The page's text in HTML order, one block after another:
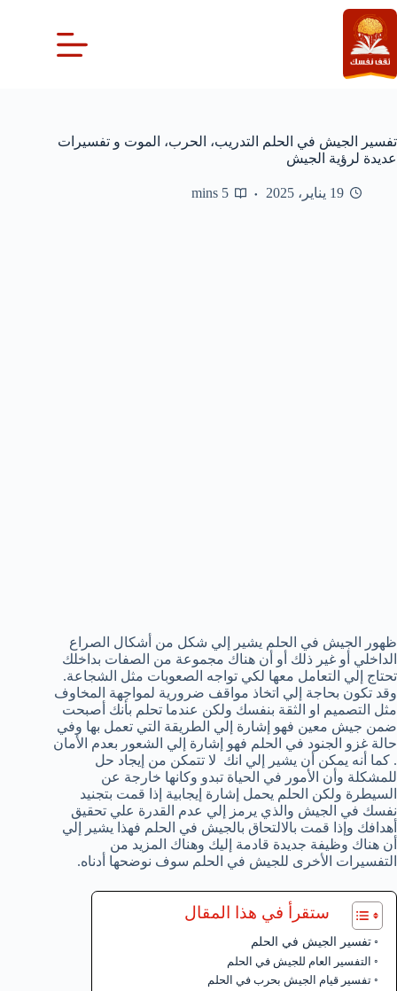
التجاوز
إلى
المحتوى
تفسير الجيش في الحلم التدريب، الحرب، الموت و تفسيرات
عديدة لرؤية الجيش
19 يناير، 2025 5 mins
ظهور الجيش في الحلم يشير إلي شكل من أشكال الصراع
الداخلي أو غير ذلك أو أن هناك مجموعة من الصفات بداخلك
تحتاج إلي التعامل معها لكي تواجه الصعوبات مثل الشجاعة.
وقد تكون بحاجة إلي اتخاذ مواقف ضرورية لمواجهة المخاوف
مثل التصميم او الثقة بنفسك ولكن عندما تحلم بأنك أصبحت
ضمن جيش معين فهو إشارة إلي الطريقة التي تعمل بها وفي
حالة غزو الجنود في الحلم فهو إشارة إلي الشعور بعدم الأمان
. كما أنه يمكن أن يشير إلي انك لا تتمكن من إيجاد حل
للمشكلة وأن الأمور في الحياة تبدو وكانها خارجة عن
السيطرة ولكن الحلم يحمل إشارة إيجابية إذا قمت بتجنيد
نفسك في الجيش والذي يرمز إلي عدم القدرة علي تحقيق
أهدافك وإذا قمت بالالتحاق بالجيش في الحلم فهذا يشير إلي
أن هناك وظيفة جديدة قادمة إليك وهناك المزيد من
التفسيرات الأخرى للجيش في الحلم سوف نوضحها أدناه.
ستقرأ في هذا المقال
تفسير الجيش في الحلم
التفسير العام للجيش في الحلم
تفسير قيام الجيش بحرب في الحلم